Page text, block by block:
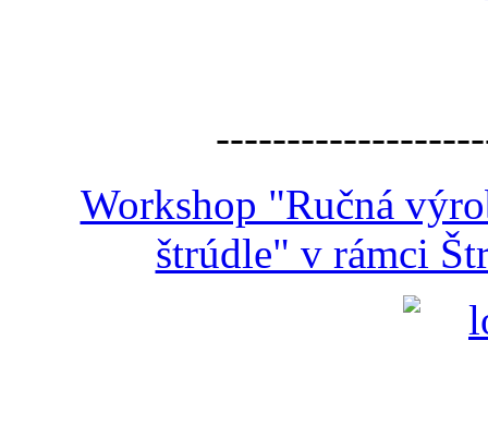
Workshop "Ručná
štrúdle" v rámci